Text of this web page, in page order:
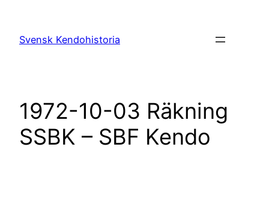
innehåll
Svensk Kendohistoria
1972-10-03 Räkning
SSBK – SBF Kendo